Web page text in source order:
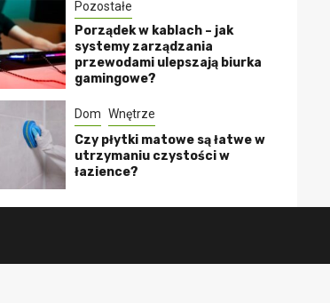
Pozostałe
Porządek w kablach – jak
systemy zarządzania
przewodami ulepszają biurka
gamingowe?
Dom Wnętrze
Czy płytki matowe są łatwe w
utrzymaniu czystości w
łazience?